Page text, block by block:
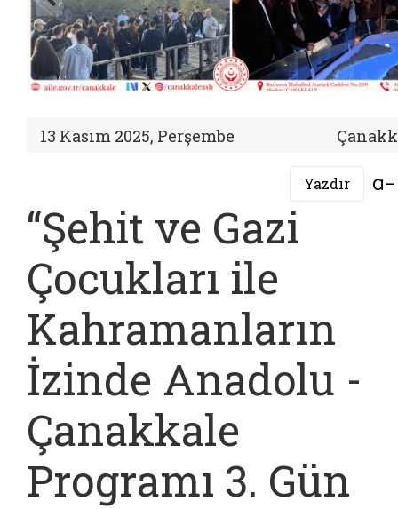
13 Kasım 2025, Perşembe
Yazdır
“Şehit ve Gazi
Çocukları ile
Kahramanların
İzinde Anadolu -
Çanakkale
Programı 3. Gün